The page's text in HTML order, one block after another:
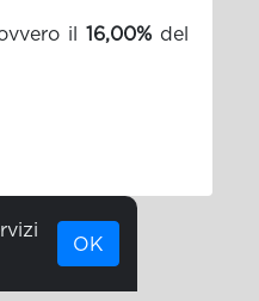
il 16,00%del
OK